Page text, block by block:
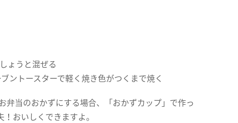
ょうと混ぜる
ントースターで軽く焼き色がつくまで焼く
当のおかずにする場合、「おかずカップ」で作っ
おいしくできますよ。